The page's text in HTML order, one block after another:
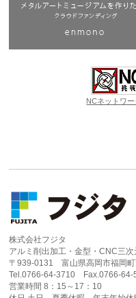
NCネットワ
株式会社フジタ
アルミ削出加工・金型・CNC三次
〒939-0131 富山県高岡市福岡町
Tel.0766-64-3710 Fax.0766-64-
営業時間 8：15～17：10